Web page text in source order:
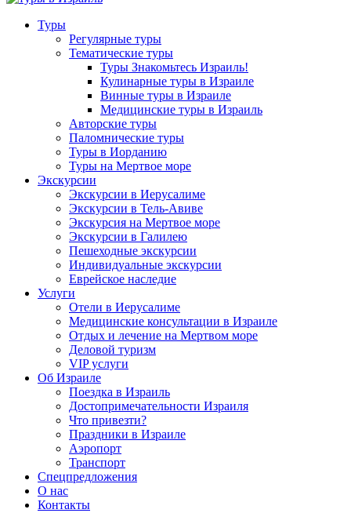
Туры
Регулярные туры
Тематические туры
Туры Знакомьтесь Израиль!
Кулинарные туры в Израиле
Винные туры в Израиле
Медицинские туры в Израиль
Авторские туры
Паломнические туры
Туры в Иорданию
Туры на Мертвое море
Экскурсии
Экскурсии в Иерусалиме
Экскурсии в Тель-Авиве
Экскурсия на Мертвое море
Экскурсии в Галилею
Пешеходные экскурсии
Индивидуальные экскурсии
Еврейское наследие
Услуги
Отели в Иерусалиме
Медицинские консультации в Израиле
Отдых и лечение на Мертвом море
Деловой туризм
VIP услуги
Об Израиле
Поездка в Израиль
Достопримечательности Израиля
Что привезти?
Праздники в Израиле
Аэропорт
Транспорт
Спецпредложения
О нас
Контакты